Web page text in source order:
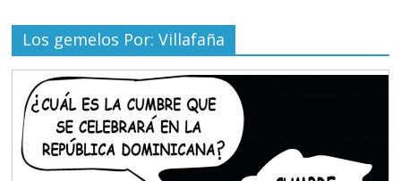
Los gemelos Por: Villafaña